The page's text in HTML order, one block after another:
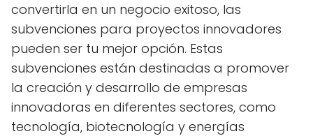
convertirla en un negocio exitoso, las
subvenciones para proyectos innovadores
pueden ser tu mejor opción. Estas
subvenciones están destinadas a promover
la creación y desarrollo de empresas
innovadoras en diferentes sectores, como
tecnología, biotecnología y energías